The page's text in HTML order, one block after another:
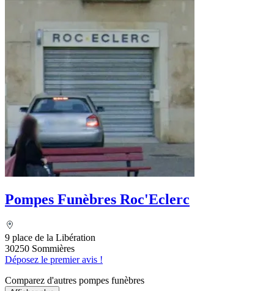
Pompes Funèbres Roc'Eclerc
9 place de la Libération
30250 Sommières
Déposez le premier avis !
Comparez d'autres pompes funèbres